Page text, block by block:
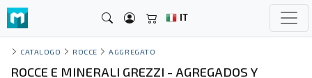
IT
CATALOGO ROCCE AGGREGATO
ROCCE E MINERALI GREZZI - AGREGADOS Y